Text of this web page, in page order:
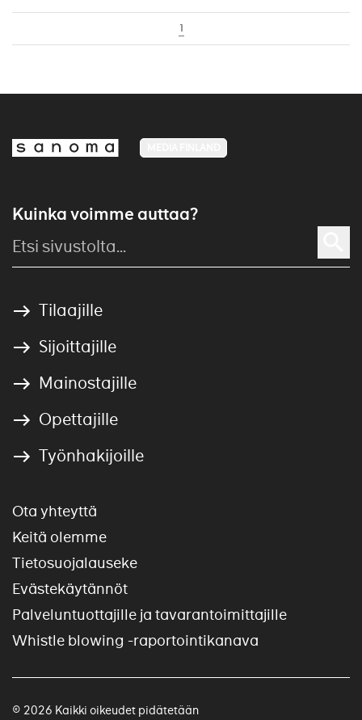
1
Kuinka voimme auttaa?
Tilaajille
Sijoittajille
Mainostajille
Opettajille
Työnhakijoille
Ota yhteyttä
Keitä olemme
Tietosuojalauseke
Evästekäytännöt
Palveluntuottajille ja tavarantoimittajille
Whistle blowing -raportointikanava
© 2026 Kaikki oikeudet pidätetään